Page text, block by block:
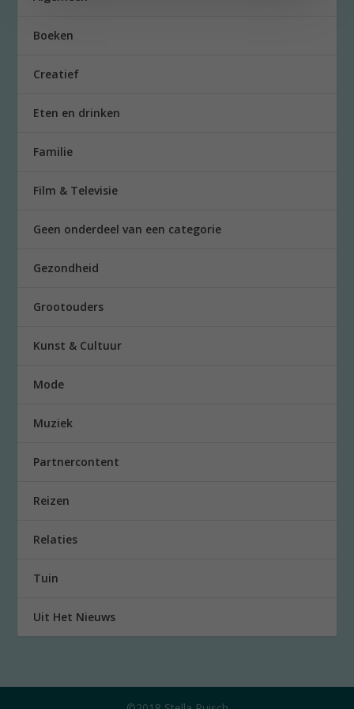
Boeken
Creatief
Eten en drinken
Familie
Film & Televisie
Geen onderdeel van een categorie
Gezondheid
Grootouders
Kunst & Cultuur
Mode
Muziek
Partnercontent
Reizen
Relaties
Tuin
Uit Het Nieuws